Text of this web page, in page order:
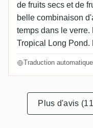
de fruits secs et de
belle combinaison
temps dans le
Tropical Long Pond.
Traduction automatique
Plus d'avis